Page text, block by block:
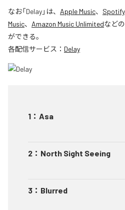
なお「Delay」は、 Apple Music、 Spotify
Music、 Amazon Music Unlimitedなど
ができる。
各配信サービス： Delay
1 ： Asa
2 ： North Sight Seeing
3 ： Blurred